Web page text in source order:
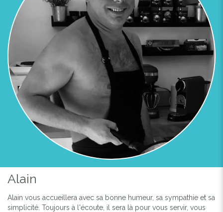
Alain
Alain vous accueillera avec sa bonne humeur, sa sympathie et sa
simplicité. Toujours à l'écoute, il sera là pour vous servir, vous